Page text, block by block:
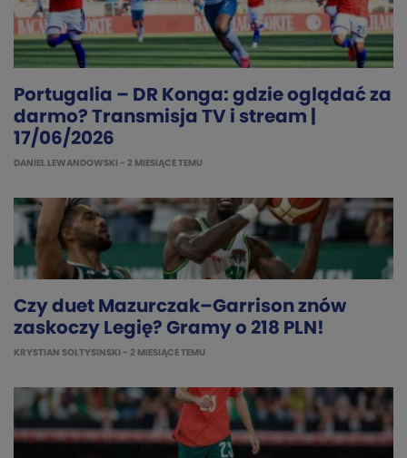
Portugalia – DR Konga: gdzie oglądać za
darmo? Transmisja TV i stream |
17/06/2026
DANIEL LEWANDOWSKI - 2 MIESIĄCE TEMU
Czy duet Mazurczak–Garrison znów
zaskoczy Legię? Gramy o 218 PLN!
KRYSTIAN SOLTYSINSKI - 2 MIESIĄCE TEMU